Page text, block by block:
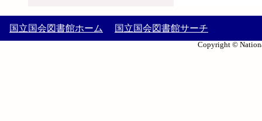
国立国会図書館ホーム 国立国会図書館サーチ
Copyright ©